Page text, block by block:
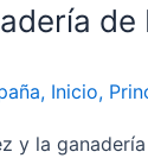
, Inicio,
y la